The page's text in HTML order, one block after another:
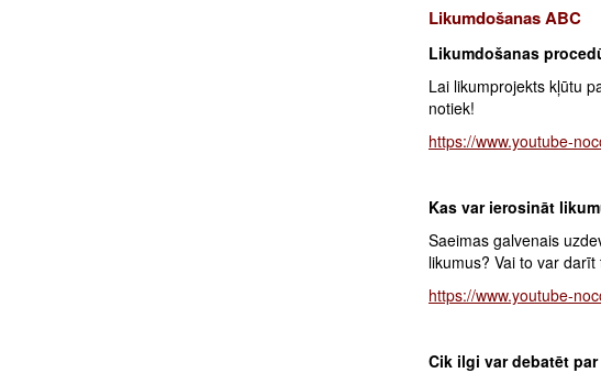
Likumdošanas ABC
Likumdošanas
Lai likumprojekts kļūtu
notiek!
https://www.youtube-
Kas var ierosināt
Saeimas galvenais
likumus? Vai to var
https://www.youtube-
Cik ilgi var debatēt